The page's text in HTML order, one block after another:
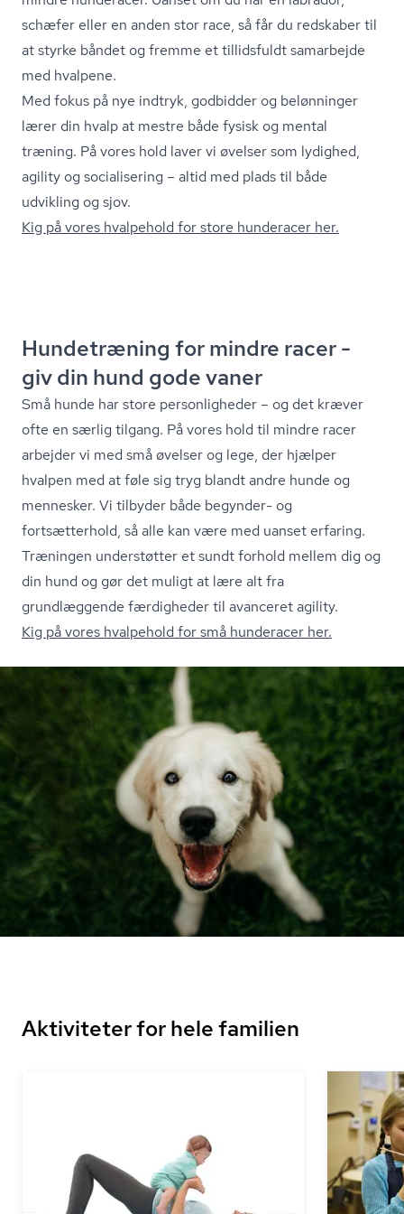
schæfer eller en anden stor race, så får du redskaber til
at styrke båndet og fremme et tillidsfuldt samarbejde
med hvalpene.
Med fokus på nye indtryk, godbidder og belønninger
lærer din hvalp at mestre både fysisk og mental
træning. På vores hold laver vi øvelser som lydighed,
agility og socialisering – altid med plads til både
udvikling og sjov.
Kig på vores hvalpehold for store hunderacer her.
Hundetræning for mindre racer -
giv din hund gode vaner
Små hunde har store personligheder – og det kræver
ofte en særlig tilgang. På vores hold til mindre racer
arbejder vi med små øvelser og lege, der hjælper
hvalpen med at føle sig tryg blandt andre hunde og
mennesker. Vi tilbyder både begynder- og
fortsætterhold, så alle kan være med uanset erfaring.
Træningen understøtter et sundt forhold mellem dig og
din hund og gør det muligt at lære alt fra
grundlæggende færdigheder til avanceret agility.
Kig på vores hvalpehold for små hunderacer her.
Aktiviteter for hele familien